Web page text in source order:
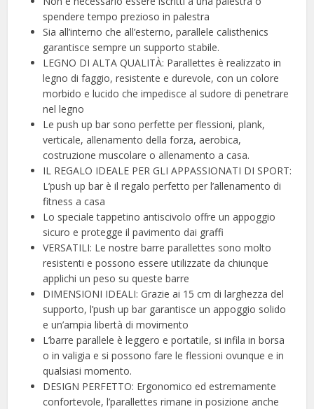
spendere tempo prezioso in palestra
Sia all’interno che all’esterno, parallele calisthenics
garantisce sempre un supporto stabile.
LEGNO DI ALTA QUALITÀ: Parallettes è realizzato in
legno di faggio, resistente e durevole, con un colore
morbido e lucido che impedisce al sudore di penetrare
nel legno
Le push up bar sono perfette per flessioni, plank,
verticale, allenamento della forza, aerobica,
costruzione muscolare o allenamento a casa.
IL REGALO IDEALE PER GLI APPASSIONATI DI SPORT:
L’push up bar è il regalo perfetto per l’allenamento di
fitness a casa
Lo speciale tappetino antiscivolo offre un appoggio
sicuro e protegge il pavimento dai graffi
VERSATILI: Le nostre barre parallettes sono molto
resistenti e possono essere utilizzate da chiunque
applichi un peso su queste barre
DIMENSIONI IDEALI: Grazie ai 15 cm di larghezza del
supporto, l’push up bar garantisce un appoggio solido
e un’ampia libertà di movimento
L’barre parallele è leggero e portatile, si infila in borsa
o in valigia e si possono fare le flessioni ovunque e in
qualsiasi momento.
DESIGN PERFETTO: Ergonomico ed estremamente
confortevole, l’parallettes rimane in posizione anche